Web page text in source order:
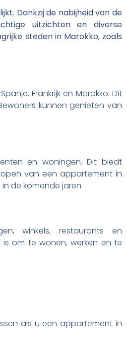
Dankzij de nabijheid van de
uitzichten en diverse
steden in Marokko, zoals
Frankrijk en Marokko. Dit
kunnen genieten van
en woningen. Dit biedt
van een appartement in
de komende jaren.
winkels, restaurants en
om te wonen, werken en te
als u een appartement in